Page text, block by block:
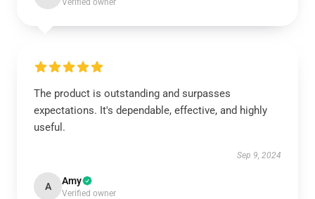
Verified owner
The product is outstanding and surpasses
expectations. It's dependable, effective, and highly
useful.
Sep 9, 2024
A Amy
Verified owner